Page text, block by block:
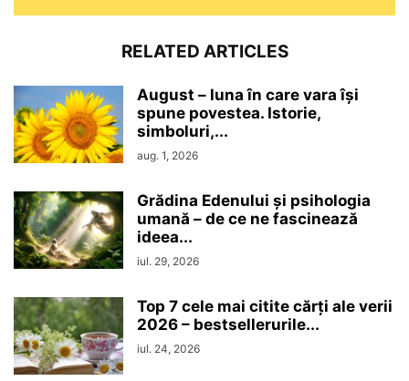
RELATED ARTICLES
August – luna în care vara își
spune povestea. Istorie,
simboluri,...
aug. 1, 2026
Grădina Edenului și psihologia
umană – de ce ne fascinează
ideea...
iul. 29, 2026
Top 7 cele mai citite cărți ale verii
2026 – bestsellerurile...
iul. 24, 2026